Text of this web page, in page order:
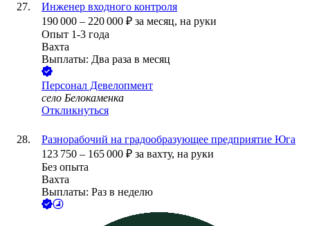
Инженер входного контроля
190 000 – 220 000 ₽ за месяц, на руки
Опыт 1-3 года
Вахта
Выплаты: Два раза в месяц
Персонал Девелопмент
село Белокаменка
Откликнуться
Разнорабочий на градообразующее предприятие Юга
123 750 – 165 000 ₽ за вахту, на руки
Без опыта
Вахта
Выплаты: Раз в неделю